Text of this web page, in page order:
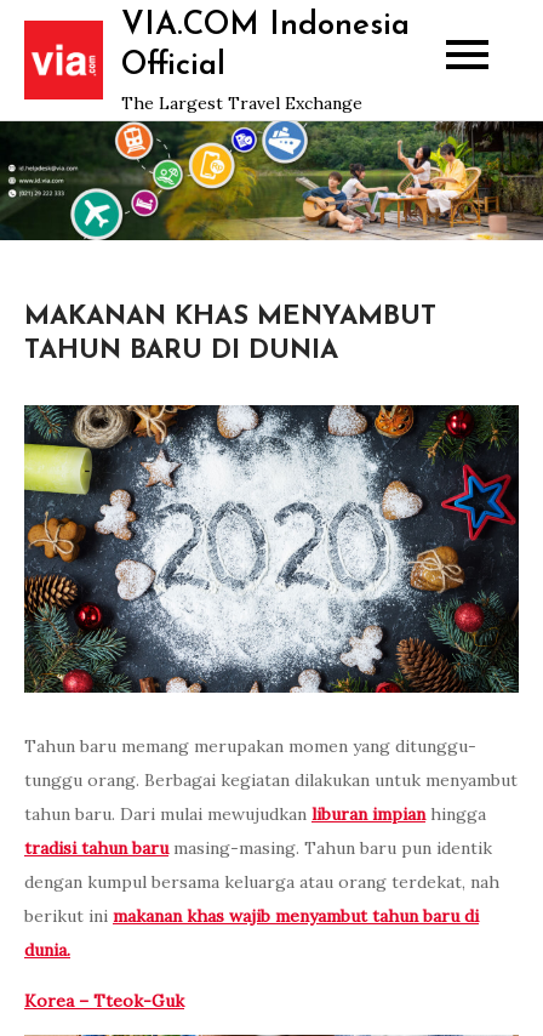
Skip
content
VIA.COM Indonesia
Official
The Largest Travel Exchange
MAKANAN KHAS MENYAMBUT
TAHUN BARU DI DUNIA
Tahun baru memang merupakan momen yang ditunggu-
tunggu orang. Berbagai kegiatan dilakukan untuk menyambut
tahun baru. Dari mulai mewujudkan liburan impianhingga
tradisi tahun barumasing-masing. Tahun baru pun identik
dengan kumpul bersama keluarga atau orang terdekat, nah
berikut ini makanan khas wajib menyambut tahun baru di
dunia.
Korea – Tteok-Guk